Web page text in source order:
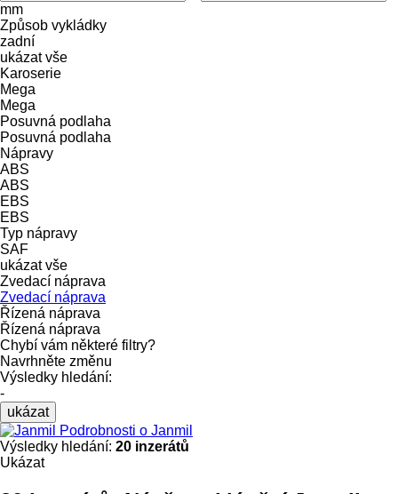
mm
Způsob vykládky
zadní
ukázat vše
Karoserie
Mega
Mega
Posuvná podlaha
Posuvná podlaha
Nápravy
ABS
ABS
EBS
EBS
Typ nápravy
SAF
ukázat vše
Zvedací náprava
Zvedací náprava
Řízená náprava
Řízená náprava
Chybí vám některé filtry?
Navrhněte změnu
Výsledky hledání:
-
ukázat
Podrobnosti o Janmil
Výsledky hledání: 20 inzerátů
Ukázat